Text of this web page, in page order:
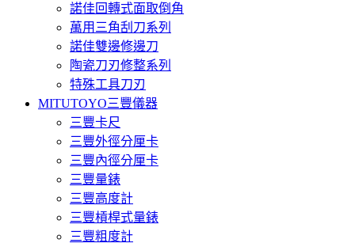
諾佳回轉式面取倒角
萬用三角刮刀系列
諾佳雙邊修邊刀
陶瓷刀刃修整系列
特殊工具刀刃
MITUTOYO三豐儀器
三豐卡尺
三豐外徑分厘卡
三豐內徑分厘卡
三豐量錶
三豐高度計
三豐槓桿式量錶
三豐粗度計